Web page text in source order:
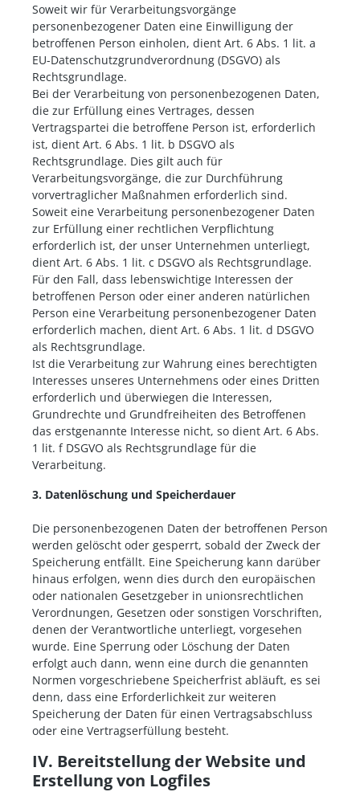
Soweit wir für Verarbeitungsvorgänge
personenbezogener Daten eine Einwilligung der
betroffenen Person einholen, dient Art. 6 Abs. 1 lit. a
EU-Datenschutzgrundverordnung (DSGVO) als
Rechtsgrundlage.
Bei der Verarbeitung von personenbezogenen Daten,
die zur Erfüllung eines Vertrages, dessen
Vertragspartei die betroffene Person ist, erforderlich
ist, dient Art. 6 Abs. 1 lit. b DSGVO als
Rechtsgrundlage. Dies gilt auch für
Verarbeitungsvorgänge, die zur Durchführung
vorvertraglicher Maßnahmen erforderlich sind.
Soweit eine Verarbeitung personenbezogener Daten
zur Erfüllung einer rechtlichen Verpflichtung
erforderlich ist, der unser Unternehmen unterliegt,
dient Art. 6 Abs. 1 lit. c DSGVO als Rechtsgrundlage.
Für den Fall, dass lebenswichtige Interessen der
betroffenen Person oder einer anderen natürlichen
Person eine Verarbeitung personenbezogener Daten
erforderlich machen, dient Art. 6 Abs. 1 lit. d DSGVO
als Rechtsgrundlage.
Ist die Verarbeitung zur Wahrung eines berechtigten
Interesses unseres Unternehmens oder eines Dritten
erforderlich und überwiegen die Interessen,
Grundrechte und Grundfreiheiten des Betroffenen
das erstgenannte Interesse nicht, so dient Art. 6 Abs.
1 lit. f DSGVO als Rechtsgrundlage für die
Verarbeitung.
3. Datenlöschung und Speicherdauer
Die personenbezogenen Daten der betroffenen Person
werden gelöscht oder gesperrt, sobald der Zweck der
Speicherung entfällt. Eine Speicherung kann darüber
hinaus erfolgen, wenn dies durch den europäischen
oder nationalen Gesetzgeber in unionsrechtlichen
Verordnungen, Gesetzen oder sonstigen Vorschriften,
denen der Verantwortliche unterliegt, vorgesehen
wurde. Eine Sperrung oder Löschung der Daten
erfolgt auch dann, wenn eine durch die genannten
Normen vorgeschriebene Speicherfrist abläuft, es sei
denn, dass eine Erforderlichkeit zur weiteren
Speicherung der Daten für einen Vertragsabschluss
oder eine Vertragserfüllung besteht.
IV. Bereitstellung der Website und
Erstellung von Logfiles